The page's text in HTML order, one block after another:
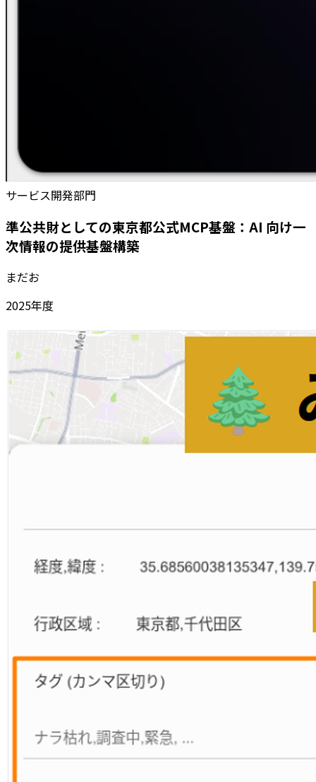
サービス開発部門
準公共財としての東京都公式MCP基盤：AI 向け一
次情報の提供基盤構築
まだお
2025年度